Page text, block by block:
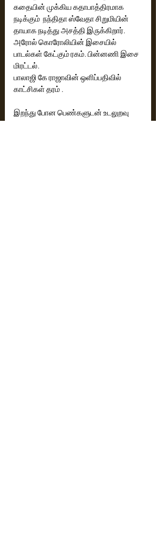
கதையின் முக்கிய கதாபாத்திரமாக
நடிக்கும்  நந்திதா ஸ்வேதா சிறுமியின்
தாயாக நடித்து அசத்தி இருக்கிறார்.
அரோல் கொரோலியின் இசையில்
பாடல்கள் கேட்கும் ரகம். பின்னணி இசை
மிரட்டல்.
பாலாஜி கே ராஜாவின் ஒளிப்பதிவில்
காட்சிகள் தரம் .
இறந்து போன பெண்களுடன் உடலுறவு